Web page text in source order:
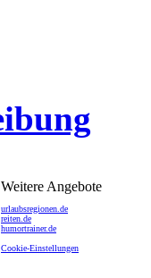
Weitere Angebote
urlaubsregionen.de
reiten.de
humortrainer.de
Cookie-Einstellungen